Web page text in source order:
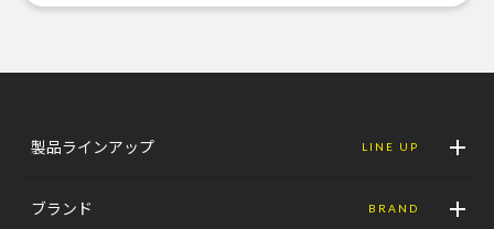
製品ラインアップ LINE UP
ブランド BRAND